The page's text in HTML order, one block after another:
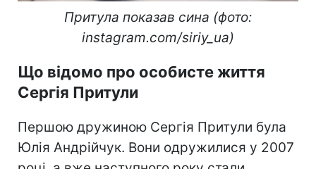
Притула показав сина (фото:
instagram.com/siriy_ua)
Що відомо про особисте життя
Сергія Притули
Першою дружиною Сергія Притули була
Юлія Андрійчук. Вони одружилися у 2007